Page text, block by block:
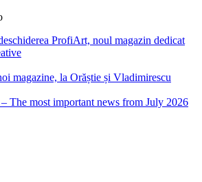
ProfiArt, noul magazin dedicat
magazine, la Orăștie și Vladimirescu
The most important news from July 2026